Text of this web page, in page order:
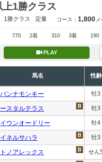
上1勝クラス
1勝クラス 定量 コース： 1,800
770 2着 310 3着 190
PLAY
馬名 性齢
ンナモンキー 牡3
スタルテラス 牡3
ウンオードリー 牡4
ネルサハラ 牡3
ノアレックス せん